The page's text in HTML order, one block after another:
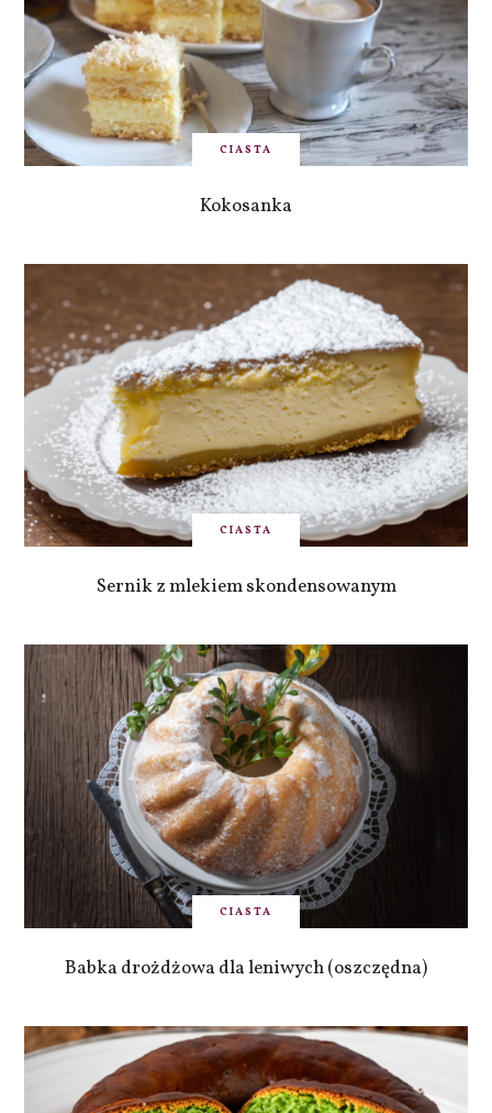
CIASTA
Kokosanka
CIASTA
Sernik z mlekiem skondensowanym
CIASTA
Babka drożdżowa dla leniwych (oszczędna)